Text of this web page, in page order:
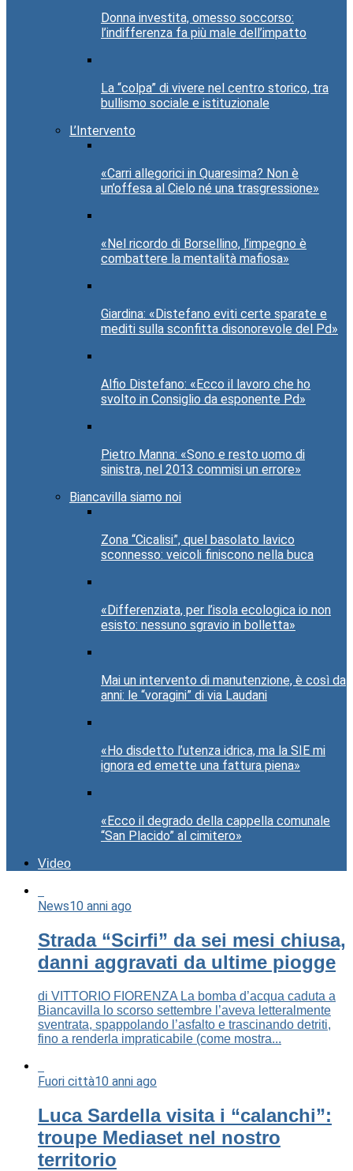
Donna investita, omesso soccorso:
l’indifferenza fa più male dell’impatto
La “colpa” di vivere nel centro storico, tra
bullismo sociale e istituzionale
L’Intervento
«Carri allegorici in Quaresima? Non è
un’offesa al Cielo né una trasgressione»
«Nel ricordo di Borsellino, l’impegno è
combattere la mentalità mafiosa»
Giardina: «Distefano eviti certe sparate e
mediti sulla sconfitta disonorevole del Pd»
Alfio Distefano: «Ecco il lavoro che ho
svolto in Consiglio da esponente Pd»
Pietro Manna: «Sono e resto uomo di
sinistra, nel 2013 commisi un errore»
Biancavilla siamo noi
Zona “Cicalisi”, quel basolato lavico
sconnesso: veicoli finiscono nella buca
«Differenziata, per l’isola ecologica io non
esisto: nessuno sgravio in bolletta»
Mai un intervento di manutenzione, è così da
anni: le “voragini” di via Laudani
«Ho disdetto l’utenza idrica, ma la SIE mi
ignora ed emette una fattura piena»
«Ecco il degrado della cappella comunale
“San Placido” al cimitero»
Video
News10 anni ago
Strada “Scirfi” da sei mesi chiusa,
danni aggravati da ultime piogge
di VITTORIO FIORENZA La bomba d’acqua caduta a
Biancavilla lo scorso settembre l’aveva letteralmente
sventrata, spappolando l’asfalto e trascinando detriti,
fino a renderla impraticabile (come mostra...
Fuori città10 anni ago
Luca Sardella visita i “calanchi”:
troupe Mediaset nel nostro
territorio